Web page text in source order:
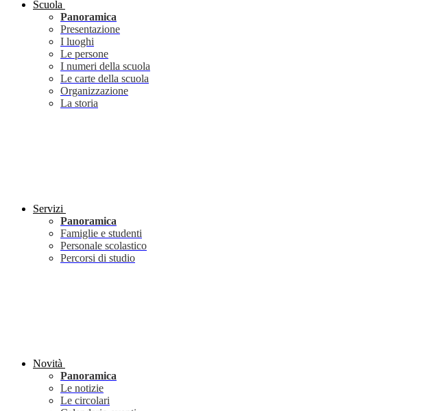
Scuola
Panoramica
Presentazione
I luoghi
Le persone
I numeri della scuola
Le carte della scuola
Organizzazione
La storia
Servizi
Panoramica
Famiglie e studenti
Personale scolastico
Percorsi di studio
Novità
Panoramica
Le notizie
Le circolari